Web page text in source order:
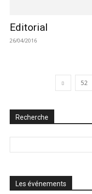
Editorial
26/04/2016
52
Recherche
Les événements